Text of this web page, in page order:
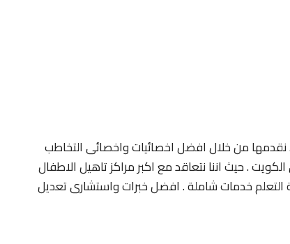
من خلال افضل اخصائيات واخصائى التخاطب
. حيث اننا نتعاقد مع اكبر مراكز تاهيل الاطفال
خدمات شاملة . افضل خبرات واستشارى تعديل